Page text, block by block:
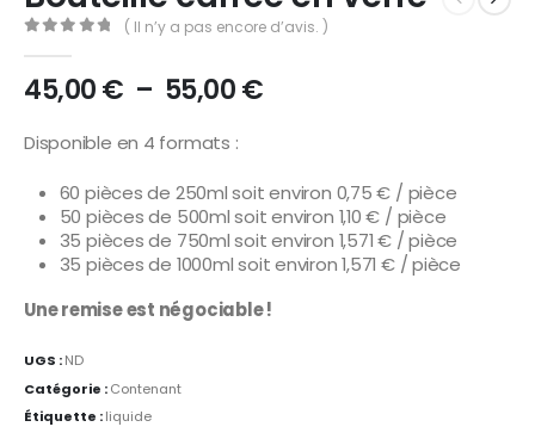
( Il n’y a pas encore d’avis. )
45,00€ – 55,00€
Disponible en 4 formats :
60 pièces de 250ml soit environ 0,75 € / pièce
50 pièces de 500ml soit environ 1,10 € / pièce
35 pièces de 750ml soit environ 1,571 € / pièce
35 pièces de 1000ml soit environ 1,571 € / pièce
Une remise est négociable !
UGS :ND
Catégorie :Contenant
Étiquette :liquide